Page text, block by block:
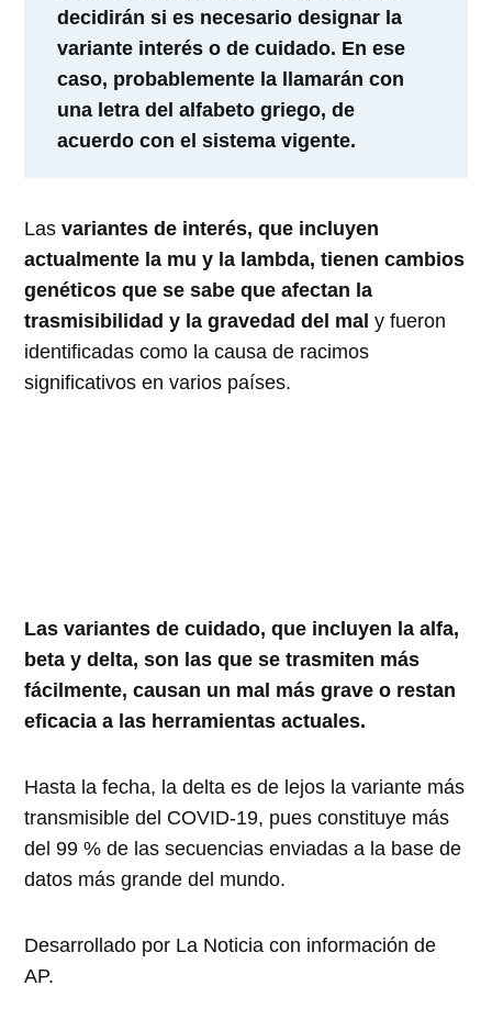
decidirán si es necesario designar la
variante interés o de cuidado. En ese
caso, probablemente la llamarán con
una letra del alfabeto griego, de
acuerdo con el sistema vigente.
Lasvariantes de interés, que incluyen
actualmente la mu y la lambda, tienen cambios
genéticos que se sabe que afectan la
trasmisibilidad y la gravedad del mal y fueron
identificadas como la causa de racimos
significativos en varios países.
Las variantes de cuidado, que incluyen la alfa,
beta y delta, son las que se trasmiten más
fácilmente, causan un mal más grave o restan
eficacia a las herramientas actuales.
Hasta la fecha, la delta es de lejos la variante más
transmisible del COVID-19, pues constituye más
del 99 % de las secuencias enviadas a la base de
datos más grande del mundo.
Desarrollado por La Noticia con información de
AP.